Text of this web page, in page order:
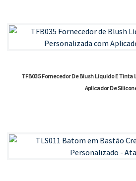
TFB035 Fornecedor De Blush Líquido E
Aplicador De